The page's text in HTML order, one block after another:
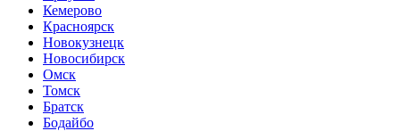
Кемерово
Красноярск
Новокузнецк
Новосибирск
Омск
Томск
Братск
Бодайбо